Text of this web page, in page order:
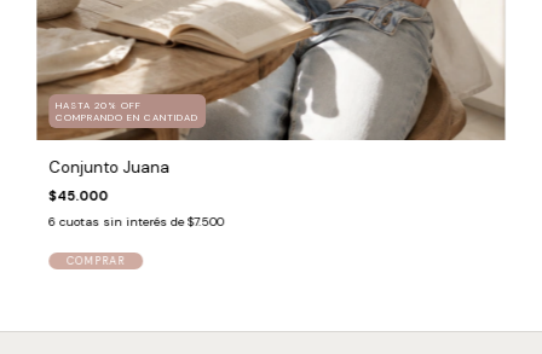
HASTA 20% OFF
COMPRANDO EN CANTIDAD
Conjunto Juana
$45.000
6 cuotas sin interés de$7.500
COMPRAR